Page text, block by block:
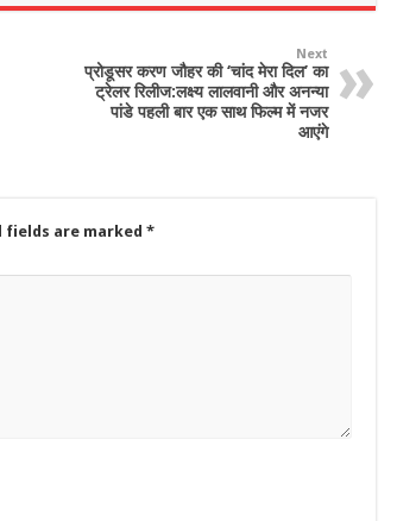
Next
प्रोडूसर करण जौहर की ‘चांद मेरा दिल’ का
ट्रेलर रिलीज:लक्ष्य लालवानी और अनन्या
पांडे पहली बार एक साथ फिल्म में नजर
आएंगे
fields are marked *